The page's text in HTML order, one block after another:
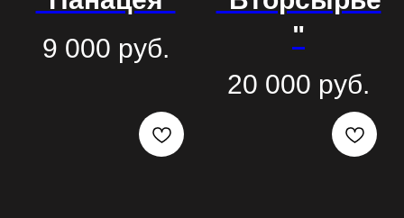
9 000 руб.
"
20 000 руб.